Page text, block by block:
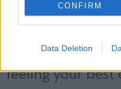
CONFIRM
Data Deletion